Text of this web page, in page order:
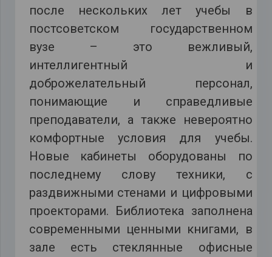
после нескольких лет учебы в
постсоветском государственном
вузе – это вежливый,
интеллигентный и
доброжелательный персонал,
понимающие и справедливые
преподаватели, а также невероятно
комфортные условия для учебы.
Новые кабинеты оборудованы по
последнему слову техники, с
раздвижными стенами и цифровыми
проекторами. Библиотека заполнена
современными ценными книгами, в
зале есть стеклянные офисные